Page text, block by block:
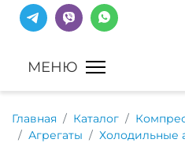
Главная Каталог
Агрегаты
Холодильные